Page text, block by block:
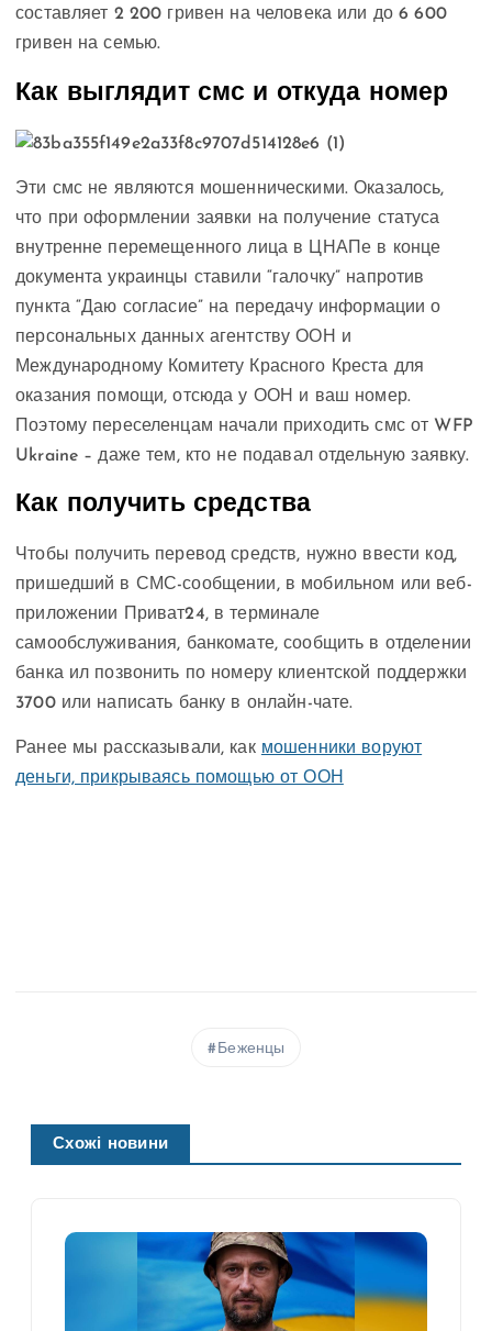
составляет 2 200 гривен на человека или до 6 600
гривен на семью.
Как выглядит смс и откуда номер
Эти смс не являются мошенническими. Оказалось,
что при оформлении заявки на получение статуса
внутренне перемещенного лица в ЦНАПе в конце
документа украинцы ставили “галочку” напротив
пункта “Даю согласие” на передачу информации о
персональных данных агентству ООН и
Международному Комитету Красного Креста для
оказания помощи, отсюда у ООН и ваш номер.
Поэтому переселенцам начали приходить смс от WFP
Ukraine – даже тем, кто не подавал отдельную заявку.
Как получить средства
Чтобы получить перевод средств, нужно ввести код,
пришедший в СМС-сообщении, в мобильном или веб-
приложении Приват24, в терминале
самообслуживания, банкомате, сообщить в отделении
банка ил позвонить по номеру клиентской поддержки
3700 или написать банку в онлайн-чате.
Ранее мы рассказывали, как мошенники воруют
деньги, прикрываясь помощью от ООН
Беженцы
Схожі новини